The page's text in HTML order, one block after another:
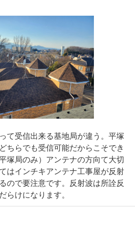
て受信出来る基地局が違う。平塚
ちらでも受信可能だからこそでき
塚局のみ）アンテナの方向て大切
はインチキアンテナ工事屋が反射
ので要注意です。反射波は所詮反
らけになります。